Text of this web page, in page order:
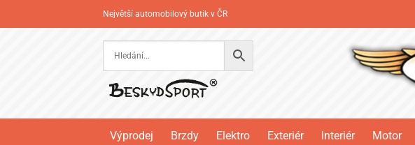
na
Největší automobilový butik v ČR
Výprodej Brzdy Elektro Exteriér Interiér Motor